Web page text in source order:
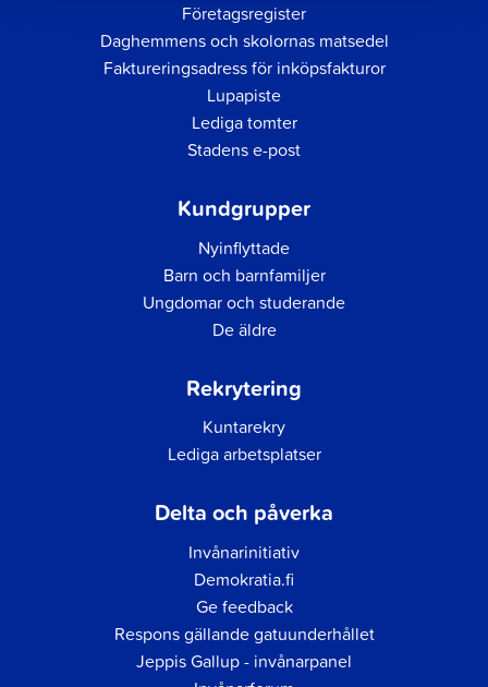
Företagsregister
Daghemmens och skolornas matsedel
Faktureringsadress för inköpsfakturor
Lupapiste
Lediga tomter
Stadens e-post
Kundgrupper
Nyinflyttade
Barn och barnfamiljer
Ungdomar och studerande
De äldre
Rekrytering
Kuntarekry
Lediga arbetsplatser
Delta och påverka
Invånarinitiativ
Demokratia.fi
Ge feedback
Respons gällande gatuunderhållet
Jeppis Gallup - invånarpanel